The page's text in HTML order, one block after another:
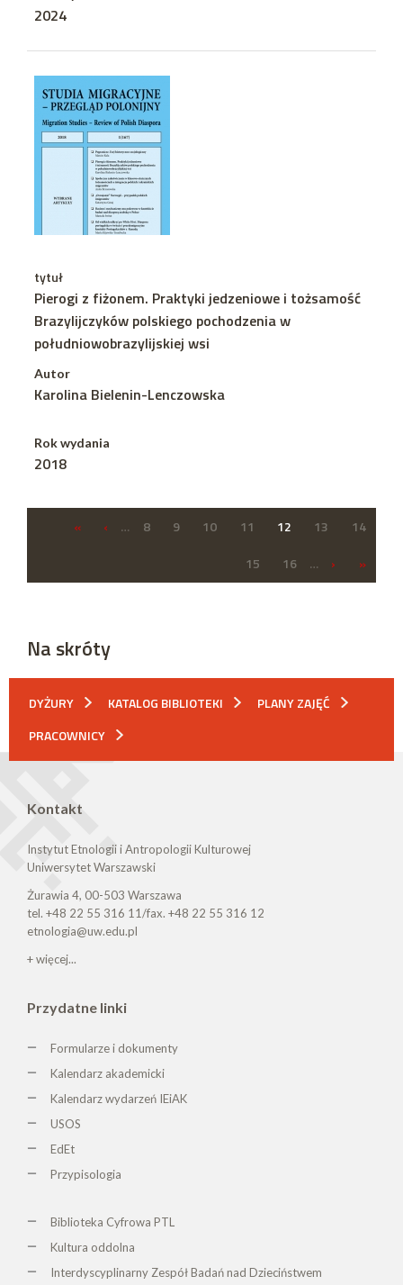
2024
tytuł
Pierogi z fiżonem. Praktyki jedzeniowe i tożsamość
Brazylijczyków polskiego pochodzenia w
południowobrazylijskiej wsi
Autor
Karolina Bielenin-Lenczowska
Rok wydania
2018
« ‹ … 8 9 10 11 12 13
14
15
16 … › »
Na skróty
DYŻURY KATALOG BIBLIOTEKI
PLANY ZAJĘĆ
PRACOWNICY
Kontakt
Instytut Etnologii i Antropologii Kulturowej
Uniwersytet Warszawski
Żurawia 4, 00-503 Warszawa
tel. +48 22 55 316 11/fax. +48 22 55 316 12
etnologia@uw.edu.pl
+ więcej...
Przydatne linki
Formularze i dokumenty
Kalendarz akademicki
Kalendarz wydarzeń IEiAK
USOS
EdEt
Przypisologia
Biblioteka Cyfrowa PTL
Kultura oddolna
Interdyscyplinarny Zespół Badań nad Dzieciństwem